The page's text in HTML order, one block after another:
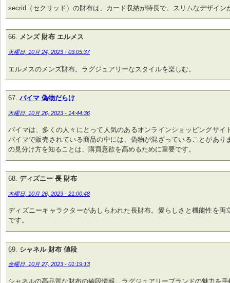
secrid（セクリッド）の財布は、カード収納が特長で、スリムなデザイン
メンズ 財布 エルメス
火曜日, 10月 24, 2023 - 03:05:37
エルメスのメンズ財布。ラグジュアリーなスタイルを楽しむ。
バイマ 偽物だらけ
木曜日, 10月 26, 2023 - 14:44:36
バイマは、多くの人々にとって人気のあるオンラインショッピングサイ
バイマで販売されている商品の中には、偽物が混ざっていることがあり
の見分け方を知ることは、購買意欲を高めるために重要です。
ディズニー 長 財布
木曜日, 10月 26, 2023 - 21:00:48
ディズニーキャラクターがあしらわれた長財布。愛らしさと機能性を両
です。
シャネル 財布 値段
金曜日, 10月 27, 2023 - 01:19:13
シャネルの高品質な財布の値段情報。ラグジュアリーブランドの魅力を